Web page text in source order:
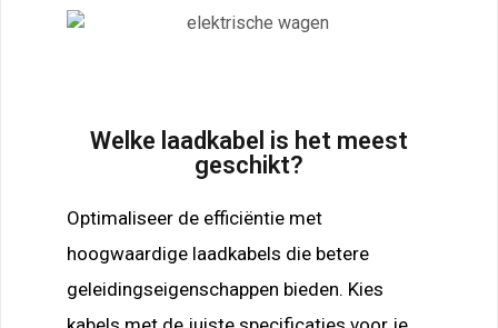
Welke laadkabel is het meest
geschikt?
Optimaliseer de efficiëntie met
hoogwaardige laadkabels die betere
geleidingseigenschappen bieden. Kies